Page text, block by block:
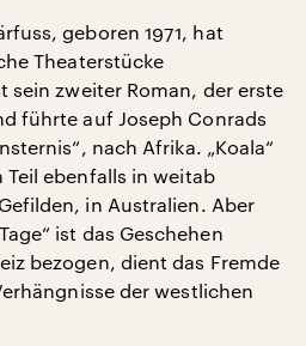
geboren 1971, hat
Theaterstücke
sein zweiter Roman, der erste
führte auf Joseph Conrads
nach Afrika. „Koala“
ebenfalls in weitab
in Australien. Aber
ist das Geschehen
bezogen, dient das Fremde
der westlichen